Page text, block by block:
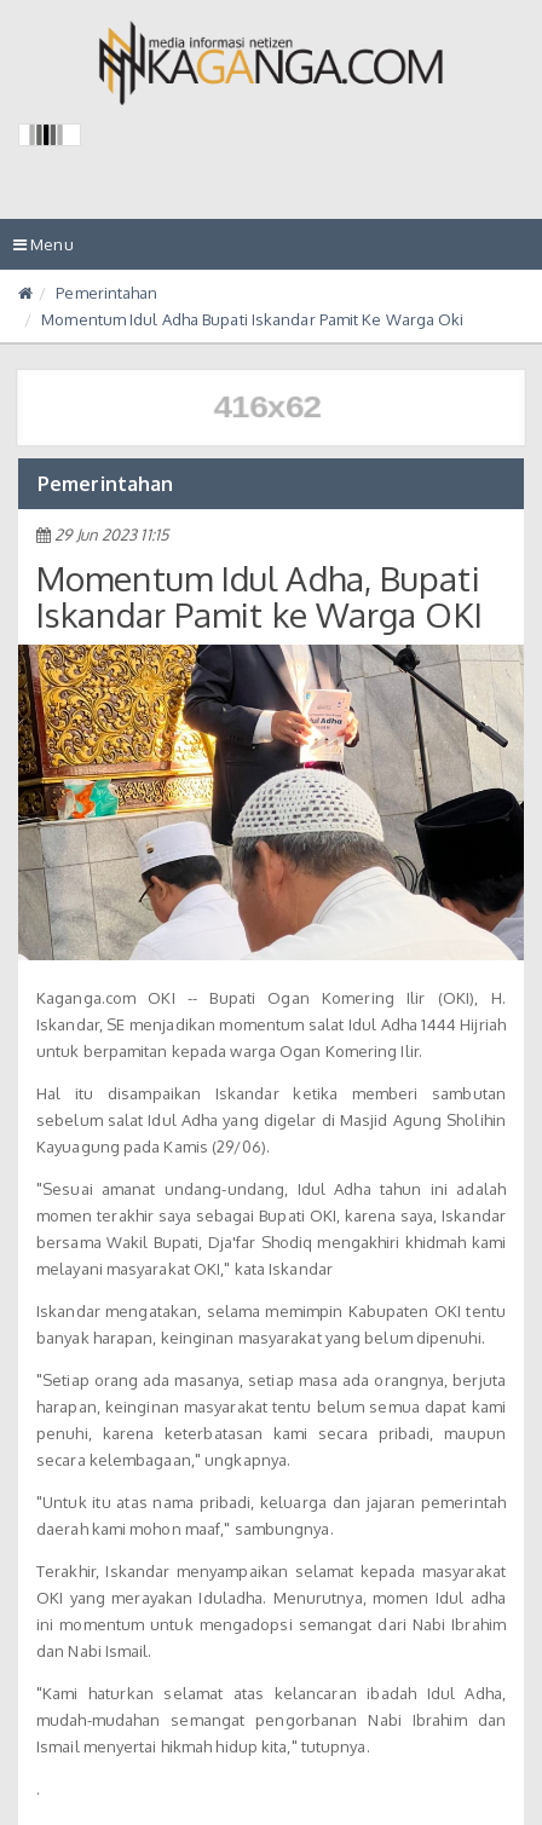
Toggle
navigation
Menu
Pemerintahan
Momentum Idul Adha Bupati Iskandar Pamit Ke Warga Oki
Pemerintahan
29 Jun 2023 11:15
Momentum Idul Adha, Bupati
Iskandar Pamit ke Warga OKI
Kaganga.com OKI -- Bupati Ogan Komering Ilir (OKI), H.
Iskandar, SE menjadikan momentum salat Idul Adha 1444 Hijriah
untuk berpamitan kepada warga Ogan Komering Ilir.
Hal itu disampaikan Iskandar ketika memberi sambutan
sebelum salat Idul Adha yang digelar di Masjid Agung Sholihin
Kayuagung pada Kamis (29/06).
"Sesuai amanat undang-undang, Idul Adha tahun ini adalah
momen terakhir saya sebagai Bupati OKI, karena saya, Iskandar
bersama Wakil Bupati, Dja'far Shodiq mengakhiri khidmah kami
melayani masyarakat OKI," kata Iskandar
Iskandar mengatakan, selama memimpin Kabupaten OKI tentu
banyak harapan, keinginan masyarakat yang belum dipenuhi.
"Setiap orang ada masanya, setiap masa ada orangnya, berjuta
harapan, keinginan masyarakat tentu belum semua dapat kami
penuhi, karena keterbatasan kami secara pribadi, maupun
secara kelembagaan," ungkapnya.
"Untuk itu atas nama pribadi, keluarga dan jajaran pemerintah
daerah kami mohon maaf," sambungnya.
Terakhir, Iskandar menyampaikan selamat kepada masyarakat
OKI yang merayakan Iduladha. Menurutnya, momen Idul adha
ini momentum untuk mengadopsi semangat dari Nabi Ibrahim
dan Nabi Ismail.
"Kami haturkan selamat atas kelancaran ibadah Idul Adha,
mudah-mudahan semangat pengorbanan Nabi Ibrahim dan
Ismail menyertai hikmah hidup kita," tutupnya.
.